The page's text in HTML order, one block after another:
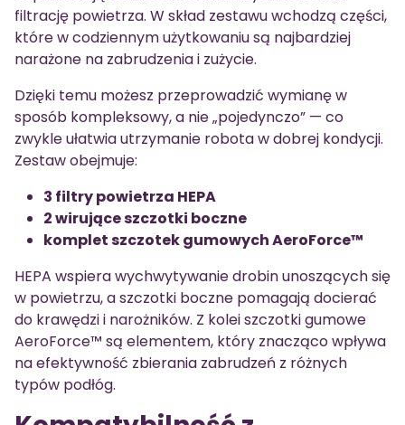
filtrację powietrza. W skład zestawu wchodzą części,
które w codziennym użytkowaniu są najbardziej
narażone na zabrudzenia i zużycie.
Dzięki temu możesz przeprowadzić wymianę w
sposób kompleksowy, a nie „pojedynczo” — co
zwykle ułatwia utrzymanie robota w dobrej kondycji.
Zestaw obejmuje:
3 filtry powietrza HEPA
2 wirujące szczotki boczne
komplet szczotek gumowych AeroForce™
HEPA wspiera wychwytywanie drobin unoszących się
w powietrzu, a szczotki boczne pomagają docierać
do krawędzi i narożników. Z kolei szczotki gumowe
AeroForce™ są elementem, który znacząco wpływa
na efektywność zbierania zabrudzeń z różnych
typów podłóg.